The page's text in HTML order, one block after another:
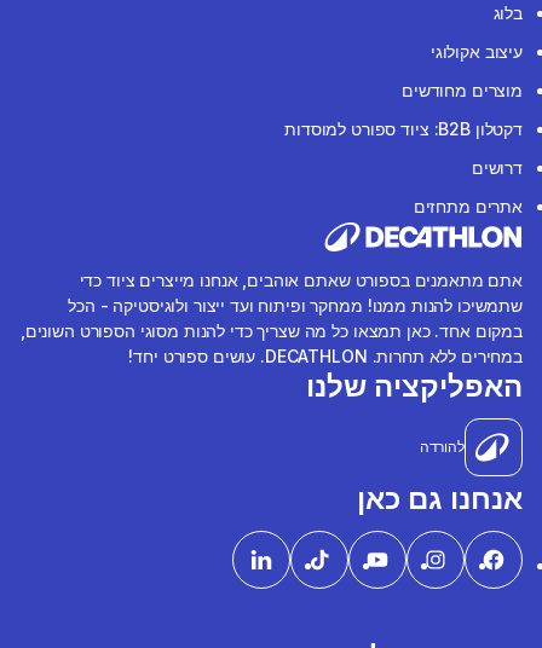
בלוג
עיצוב אקולוגי
מוצרים מחודשים
דקטלון B2B: ציוד ספורט למוסדות
דרושים
אתרים מתחזים
אתם מתאמנים בספורט שאתם אוהבים, אנחנו מייצרים ציוד כדי
שתמשיכו להנות ממנו! ממחקר ופיתוח ועד ייצור ולוגיסטיקה - הכל
במקום אחד. כאן תמצאו כל מה שצריך כדי להנות מסוגי הספורט השונים,
במחירים ללא תחרות. DECATHLON. עושים ספורט יחד!
האפליקציה שלנו
להורדה
אנחנו גם כאן